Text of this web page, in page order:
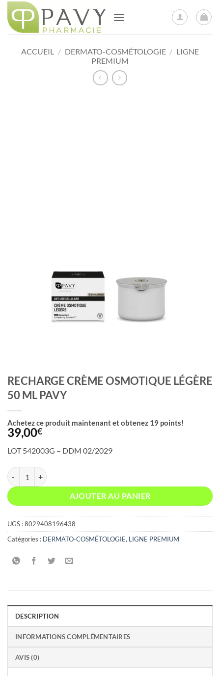
au
contenu
ACCUEIL / DERMATO-COSMÉTOLOGIE / LIGNE
PREMIUM
RECHARGE CRÈME OSMOTIQUE LÉGÈRE
50 ML PAVY
Achetez ce produit maintenant et obtenez 19 points!
39,00€
LOT 542003G – DDM 02/2029
quantité de RECHARGE CRÈME OSMOTIQUE LÉGÈRE 50 ML PAVY
AJOUTER AU PANIER
UGS :8029408196438
Catégories : DERMATO-COSMÉTOLOGIE, LIGNE PREMIUM
DESCRIPTION
INFORMATIONS COMPLÉMENTAIRES
AVIS (0)